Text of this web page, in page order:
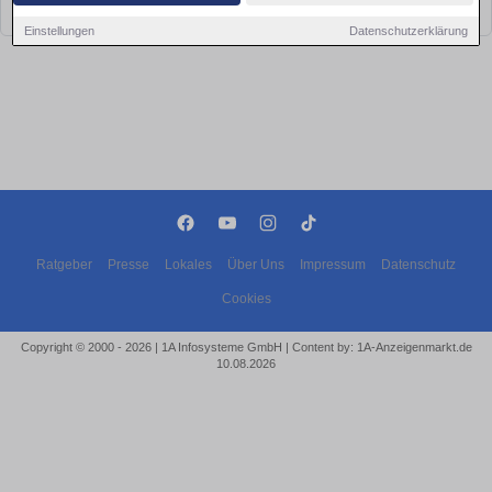
Einstellungen Datenschutzerklärung
bald wieder vorbei!
Ratgeber Presse Lokales Über Uns Impressum Datenschutz
Cookies
Copyright © 2000 - 2026 | 1A Infosysteme GmbH | Content by: 1A-Anzeigenmarkt.de
10.08.2026